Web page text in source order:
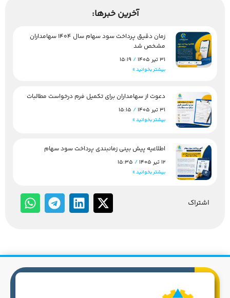
اشتراک
آخرین خبرها:
زمان دقیق پرداخت سود سهام سال 1404 سهامداران
مشخص شد
31 تیر 1405
بیشتر بخوانید »
دعوت از سهامداران برای تکمیل فرم درخواست مطالبات
31 تیر 1405
بیشتر بخوانید »
اطلاعیه پیش بینی زمانبندی پرداخت سود سهام
12 تیر 1405
بیشتر بخوانید »